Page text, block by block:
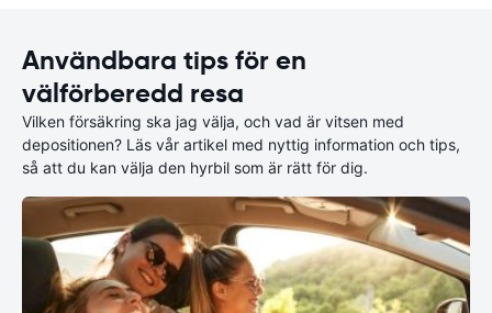
Användbara tips för en
välförberedd resa
Vilken försäkring ska jag välja, och vad är vitsen med
depositionen? Läs vår artikel med nyttig information och tips,
så att du kan välja den hyrbil som är rätt för dig.